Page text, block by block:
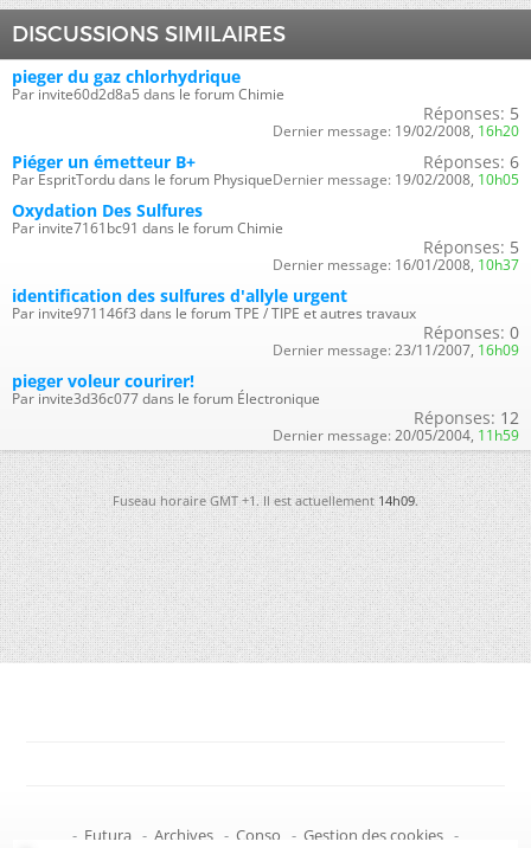
DISCUSSIONS SIMILAIRES
pieger du gaz chlorhydrique
Par invite60d2d8a5 dans le forum Chimie
Réponses: 5
Dernier message: 19/02/2008, 16h20
Piéger un émetteur B+
Par EspritTordu dans le forum Physique
Réponses: 6
Dernier message: 19/02/2008, 10h05
Oxydation Des Sulfures
Par invite7161bc91 dans le forum Chimie
Réponses: 5
Dernier message: 16/01/2008, 10h37
identification des sulfures d'allyle urgent
Par invite971146f3 dans le forum TPE / TIPE et autres travaux
Réponses: 0
Dernier message: 23/11/2007, 16h09
pieger voleur courirer!
Par invite3d36c077 dans le forum Électronique
Réponses: 12
Dernier message: 20/05/2004, 11h59
Fuseau horaire GMT +1. Il est actuellement14h09.
- Futura - Archives - Conso - Gestion des cookies -